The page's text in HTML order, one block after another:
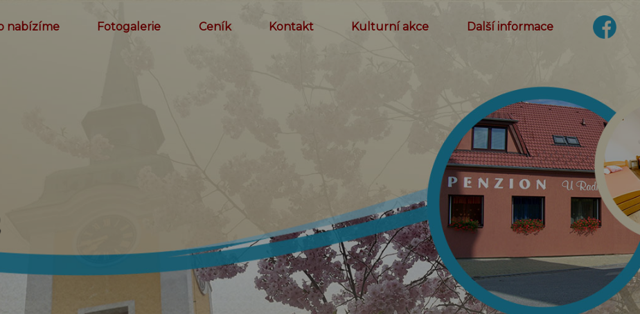
nabízíme Fotogalerie Ceník Kontakt Kulturní akce Další informace